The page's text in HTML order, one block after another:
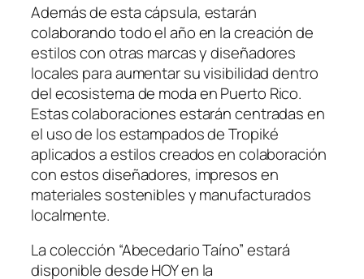
Además de esta cápsula, estarán
colaborando todo el año en la creación de
estilos con otras marcas y diseñadores
locales para aumentar su visibilidad dentro
del ecosistema de moda en Puerto Rico.
Estas colaboraciones estarán centradas en
el uso de los estampados de Tropiké
aplicados a estilos creados en colaboración
con estos diseñadores, impresos en
materiales sostenibles y manufacturados
localmente.
La colección “Abecedario Taíno” estará
disponible desde HOY en la